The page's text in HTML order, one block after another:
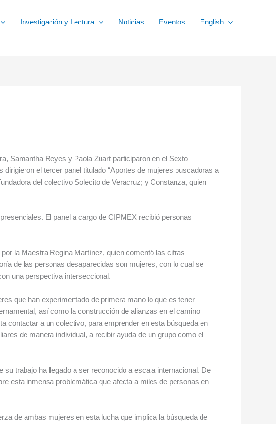
Investigación y Lectura Noticias Eventos
English
Samantha Reyes y Paola Zuart participaron en el Sexto
el tercer panel titulado “Aportes de mujeres buscadoras a
del colectivo Solecito de Veracruz; y Constanza, quien
El panel a cargo de CIPMEX recibió personas
la Maestra Regina Martínez, quien comentó las cifras
de las personas desaparecidas son mujeres, con lo cual se
una perspectiva interseccional.
que han experimentado de primera mano lo que es tener
así como la construcción de alianzas en el camino.
contactar a un colectivo, para emprender en esta búsqueda en
de manera individual, a recibir ayuda de un grupo como el
trabajo ha llegado a ser reconocido a escala internacional. De
esta inmensa problemática que afecta a miles de personas en
de ambas mujeres en esta lucha que implica la búsqueda de